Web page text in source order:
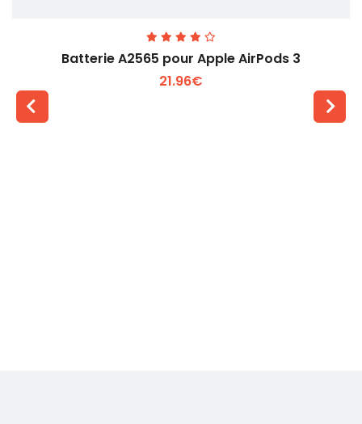
Batterie A2565 pour Apple AirPods 3
21.96€